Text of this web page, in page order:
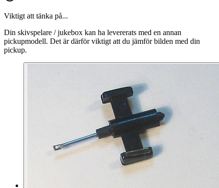
Viktigt att tänka på...
Din skivspelare / jukebox kan ha levererats med en annan
pickupmodell. Det är därför viktigt att du jämför bilden med din
pickup.